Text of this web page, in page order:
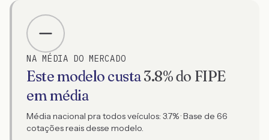
NA MÉDIA DO MERCADO
Este modelo custa3.8% do FIPE
em média
Média nacional pra todos veículos: 3.7% · Base de 66
cotações reais desse modelo.